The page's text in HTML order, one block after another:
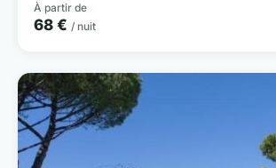
À partir de
68 € / nuit